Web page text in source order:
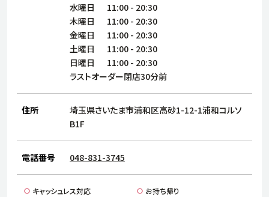
株主・投資家情報
サステナビリティ
ブランド
店舗検索
店舗一覧
採用情報
よくある質問・お問い合わせ
水曜日
11:00 - 20:30
木曜日
11:00 - 20:30
金曜日
11:00 - 20:30
土曜日
11:00 - 20:30
日曜日
11:00 - 20:30
ラストオーダー閉店30分前
住所
埼玉県さいたま市浦和区高砂1-12-1浦和コルソ
B1F
電話番号 048-831-3745
キャッシュレス対応
お持ち帰り